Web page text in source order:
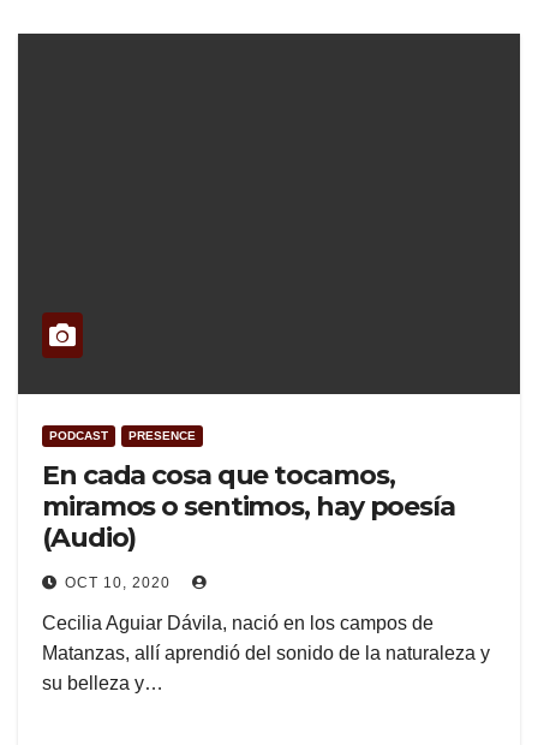
PODCAST PRESENCE
En cada cosa que tocamos,
miramos o sentimos, hay poesía
(Audio)
OCT 10, 2020
Cecilia Aguiar Dávila, nació en los campos de
Matanzas, allí aprendió del sonido de la naturaleza y
su belleza y…